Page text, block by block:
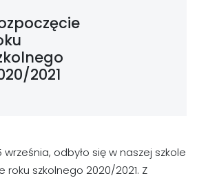
2021
odbyło się w naszej szkole
roku szkolnego 2020/2021. Z